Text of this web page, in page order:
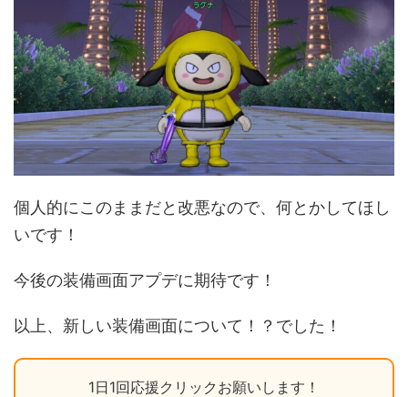
個人的にこのままだと改悪なので、何とかしてほし
いです！
今後の装備画面アプデに期待です！
以上、新しい装備画面について！？でした！
1日1回応援クリックお願いします！